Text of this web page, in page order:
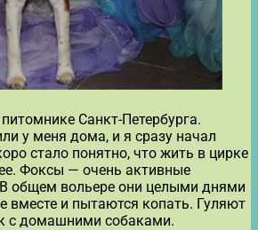
Санкт-Петербурга.
у меня дома, и я сразу начал
стало понятно, что жить в цирке
Фоксы — очень активные
общем вольере они целыми днями
вместе и пытаются копать. Гуляют
с домашними собаками.